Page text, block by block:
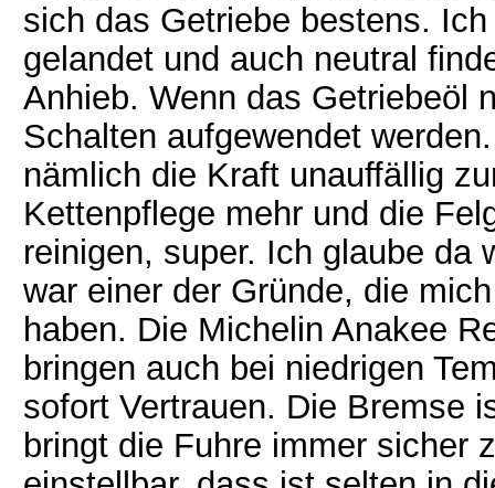
sich das Getriebe bestens.
gelandet und auch neutral
Anhieb. Wenn das Getriebeöl
Schalten aufgewendet
nämlich die Kraft unauffällig
Kettenpflege mehr und die
reinigen, super. Ich glaube da
war einer der Gründe, die
haben. Die Michelin Anakee
bringen auch bei niedrigen
sofort Vertrauen. Die Bremse
bringt die Fuhre immer sicher